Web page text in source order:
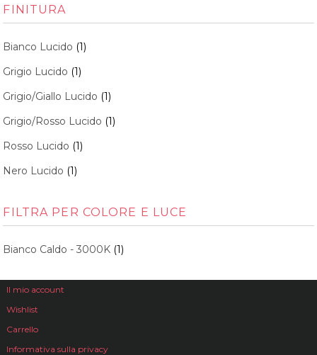
FINITURA
Bianco Lucido (1)
Grigio Lucido (1)
Grigio/Giallo Lucido (1)
Grigio/Rosso Lucido (1)
Rosso Lucido (1)
Nero Lucido (1)
FILTRA PER COLORE E LUCE
Bianco Caldo - 3000K (1)
Il mio account
Wishlist
Carrello
Informativa sulla privacy